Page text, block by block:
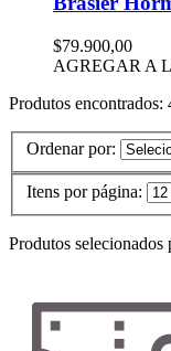
$79.900,00
AGREGAR A
Produtos encontrados:
Ordenar por:
Itens por página:
Produtos selecionados